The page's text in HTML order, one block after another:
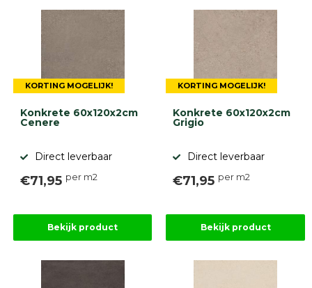
KORTING MOGELIJK!
Konkrete 60x120x2cm
Cenere
Direct leverbaar
€71,95 per m2
Bekijk product
KORTING MOGELIJK!
Konkrete 60x120x2cm
Grigio
Direct leverbaar
€71,95 per m2
Bekijk product